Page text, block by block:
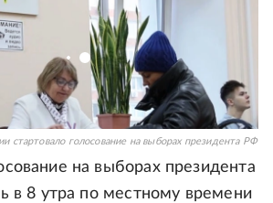
стартовало голосование на выборах президента РФ
на выборах президента
в 8 утра по местному времени